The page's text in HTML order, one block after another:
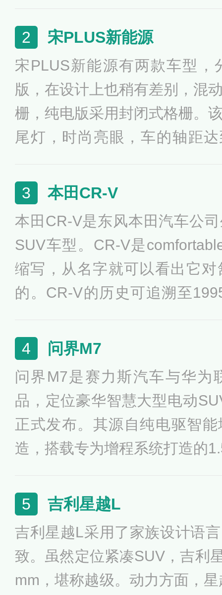
安汽车用户的良好口碑以及核
间具备了明日智能、明日动力
值，是一款“满足用户未来需求
2 宋PLUS新能源
宋PLUS新能源有两款车型，
版，在设计上也稍有差别，混
栅，纯电版采用封闭式格栅。
尾灯，时尚亮眼，车的轴距
适应悬浮pad，而且全系标配
混动版搭载一套1.5L发动机+
则是1.5T发动机+电动机。
3 本田CR-V
本田CR-V是东风本田汽车公
SUV车型。CR-V是
缩写，从名字就可以看出它
的。CR-V的历史可追溯至
区。从1995年第一代诞生至今
过1100多万车主的喜爱。
4 问界M7
问界M7是赛力斯汽车与华为
品，定位豪华智慧大型电动
正式发布。其源自纯电驱智
造，搭载专为增程系统打造的
版CLTC工况续航最高可达
电续航最高可达230公里，百
驱版本百公里加速仅需4.8S
能。
5 吉利星越L
吉利星越L采用了家族设计语
致。虽然定位紧凑SUV，吉利
mm，堪称越级。动力方面，